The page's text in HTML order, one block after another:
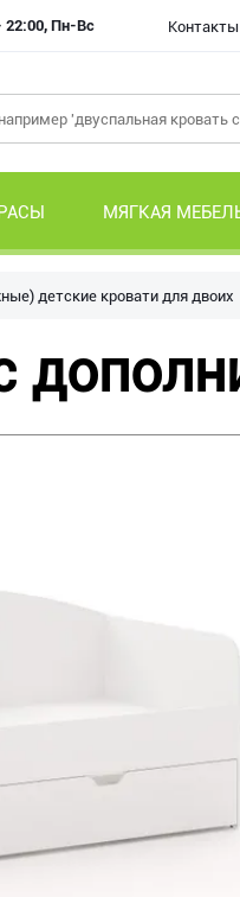
22:00, Пн-Вс Контакты
МЯГКАЯ
детские кровати для двоих